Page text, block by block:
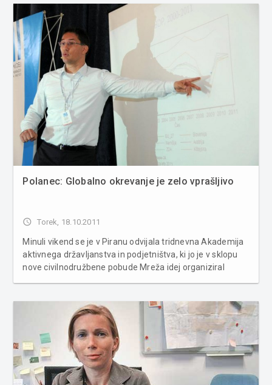
Polanec: Globalno okrevanje je zelo vprašljivo
access_time Torek, 18.10.2011
Minuli vikend se je v Piranu odvijala tridnevna Akademija
aktivnega državljanstva in podjetništva, ki jo je v sklopu
nove civilnodružbene pobude Mreža idej organiziral